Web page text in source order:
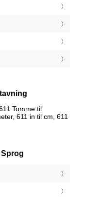
Tomme til
611 in til cm, 611